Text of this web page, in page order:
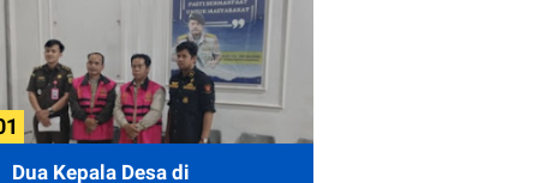
Dua Kepala Desa di